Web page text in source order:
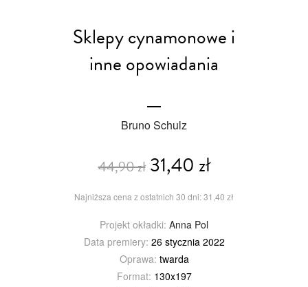
Sklepy cynamonowe i
inne opowiadania
Bruno Schulz
44,90 zł31,40 zł
Najniższa cena z ostatnich 30 dni: 31,40 zł
Projekt okładki: Anna Pol
Data premiery: 26 stycznia 2022
Oprawa: twarda
Format: 130x197